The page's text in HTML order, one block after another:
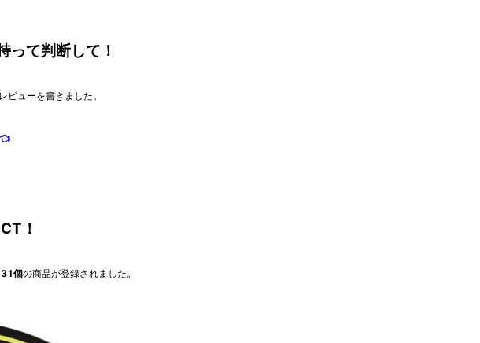
って判断して！
ビューを書きました。
！
個の商品が登録されました。